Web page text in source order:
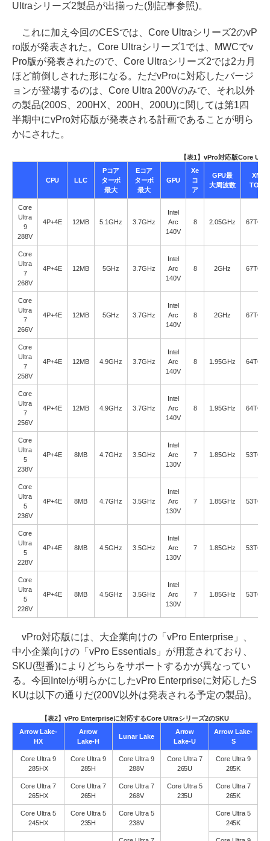
Ultraシリーズ2製品が出揃った(別記事参照)。
これに加え今回のCESでは、Core Ultraシリーズ2のvP
ro版が発表された。Core Ultraシリーズ1では、MWCでv
Pro版が発表されたので、Core Ultraシリーズ2では2カ月
ほど前倒しされた形になる。ただvProに対応したバージ
ョンが登場するのは、Core Ultra 200Vのみで、それ以外
の製品(200S、200HX、200H、200U)に関しては第1四
半期中にvPro対応版が発表される計画であることが明ら
かにされた。
【表1】vPro対応版Core
CPU LLC
Pコア
ターボ
最大
Eコア
ターボ
最大
GPU
Xe
コ
ア
GPU最
大周波数
XMX
TOPS
Core
Ultra
9
288V
4P+4E 12MB 5.1GHz 3.7GHz
Intel
Arc
140V
8 2.05GHz
Core
Ultra
7
268V
4P+4E 12MB 5GHz 3.7GHz
Intel
Arc
140V
8 2GHz
Core
Ultra
7
266V
4P+4E 12MB 5GHz 3.7GHz
Intel
Arc
140V
8 2GHz
Core
Ultra
7
258V
4P+4E 12MB 4.9GHz 3.7GHz
Intel
Arc
140V
8 1.95GHz
Core
Ultra
7
256V
4P+4E 12MB 4.9GHz 3.7GHz
Intel
Arc
140V
8 1.95GHz
Core
Ultra
5
238V
4P+4E 8MB 4.7GHz 3.5GHz
Intel
Arc
130V
7 1.85GHz
Core
Ultra
5
236V
4P+4E 8MB 4.7GHz 3.5GHz
Intel
Arc
130V
7 1.85GHz
Core
Ultra
5
228V
4P+4E 8MB 4.5GHz 3.5GHz
Intel
Arc
130V
7 1.85GHz
Core
Ultra
5
226V
4P+4E 8MB 4.5GHz 3.5GHz
Intel
Arc
130V
7 1.85GHz
vPro対応版には、大企業向けの「vPro Enterprise」、
中小企業向けの「vPro Essentials」が用意されており、
SKU(型番)によりどちらをサポートするかが異なってい
る。今回Intelが明らかにしたvPro Enterpriseに対応したS
KUは以下の通りだ(200V以外は発表される予定の製品)。
【表2】vPro Enterpriseに対応するCore Ultraシリーズ2のSKU
Arrow Lake-
HX
Arrow
Lake-H
Lunar Lake
Arrow
Lake-U
Arrow Lake-
S
Core Ultra 9
285HX
Core Ultra 9
285H
Core Ultra 9
288V
Core Ultra 7
265U
Core Ultra 9
285K
Core Ultra 7
265HX
Core Ultra 7
265H
Core Ultra 7
268V
Core Ultra 5
235U
Core Ultra 7
265K
Core Ultra 5
245HX
Core Ultra 5
235H
Core Ultra 5
238V
Core Ultra 5
245K